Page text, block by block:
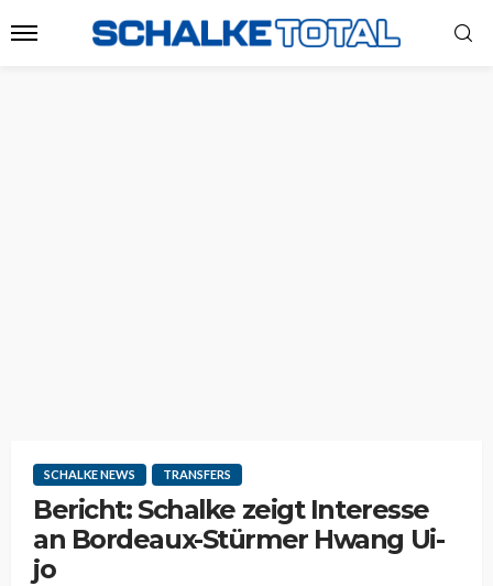
SCHALKE NEWS TRANSFERS
Bericht: Schalke zeigt Interesse
an Bordeaux-Stürmer Hwang Ui-
jo